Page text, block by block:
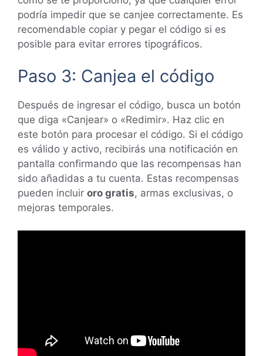
podría impedir que se canjee correctamente. Es
recomendable copiar y pegar el código si es
posible para evitar errores tipográficos.
Paso 3: Canjea el código
Después de ingresar el código, busca un botón
que diga «Canjear» o «Redimir». Haz clic en
este botón para procesar el código. Si el código
es válido y activo, recibirás una notificación en
pantalla confirmando que las recompensas han
sido añadidas a tu cuenta. Estas recompensas
pueden incluir oro gratis, armas exclusivas, o
mejoras temporales.